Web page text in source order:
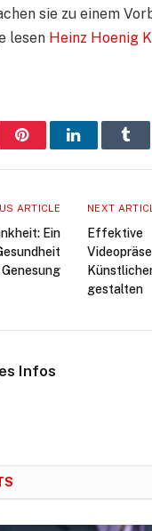
sie zu einem
lesen Heinz Hoenig
PinterestLinkedIn
ARTICLE
Ein
NEXT
Effektive
gestalten
Infos